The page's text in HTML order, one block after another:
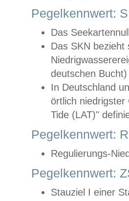
Pegelkennwert:
Das
Das SKN
deutschen
In Deutschland
örtlich
Tide (LAT)"
Pegelkennwert:
Regulierungs-
Pegelkennwert:
Stauziel I einer